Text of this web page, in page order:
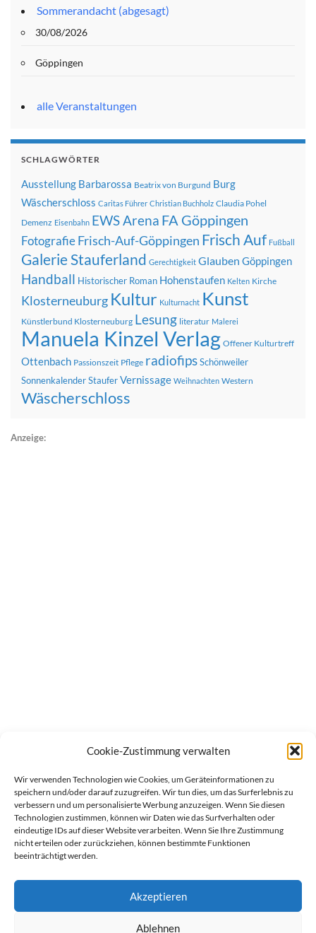
Cookie-Zustimmung verwalten
Wir verwenden Technologien wie Cookies, um Geräteinformationen zu
speichern und/oder darauf zuzugreifen. Wir tun dies, um das Surferlebnis zu
verbessern und um personalisierte Werbung anzuzeigen. Wenn Sie diesen
Technologien zustimmen, können wir Daten wie das Surfverhalten oder
eindeutige IDs auf dieser Website verarbeiten. Wenn Sie Ihre Zustimmung
nicht erteilen oder zurückziehen, können bestimmte Funktionen
beeinträchtigt werden.
Akzeptieren
Ablehnen
Sommerandacht (abgesagt)
30/08/2026
Göppingen
alle Veranstaltungen
SCHLAGWÖRTER
Ausstellung Barbarossa Beatrix von Burgund Burg
Wäscherschloss Caritas Führer Christian Buchholz Claudia Pohel
Demenz Eisenbahn EWS Arena FA Göppingen
FotografieFrisch-Auf-Göppingen Frisch Auf Fußball
Galerie Stauferland Gerechtigkeit Glauben Göppingen
Handball Historischer Roman Hohenstaufen Kelten Kirche
Klosterneuburg Kultur Kulturnacht Kunst
Künstlerbund Klosterneuburg Lesung literatur Malerei
Manuela Kinzel Verlag Offener Kulturtreff
Ottenbach Passionszeit Pflege radiofipsSchönweiler
SonnenkalenderStauferVernissage Weihnachten Western
Wäscherschloss
Anzeige: